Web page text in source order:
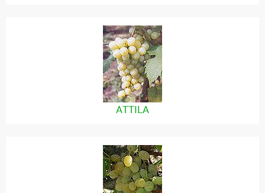
ATTILA